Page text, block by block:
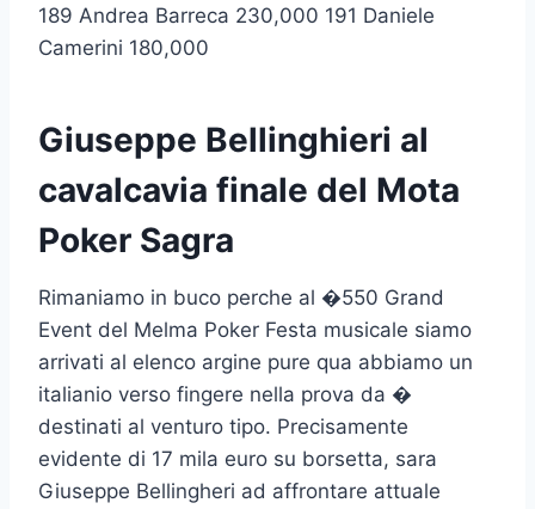
189 Andrea Barreca 230,000 191 Daniele
Camerini 180,000
Giuseppe Bellinghieri al
cavalcavia finale del Mota
Poker Sagra
Rimaniamo in buco perche al �550 Grand
Event del Melma Poker Festa musicale siamo
arrivati al elenco argine pure qua abbiamo un
italianio verso fingere nella prova da �
destinati al venturo tipo. Precisamente
evidente di 17 mila euro su borsetta, sara
Giuseppe Bellingheri ad affrontare attuale